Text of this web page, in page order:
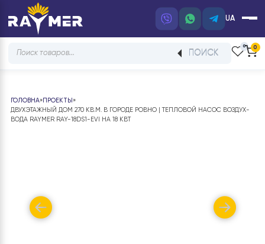
UA
Products
ПОИСК
ГОЛОВНА »ПРОЕКТЫ»
ДВУХЭТАЖНЫЙ ДОМ 270 КВ.М. В ГОРОДЕ РОВНО | ТЕПЛОВОЙ НАСОС